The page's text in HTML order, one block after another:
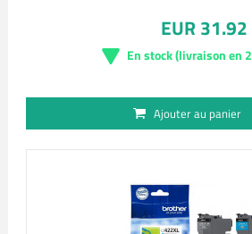
EUR 31.92
En stock (livraison en
Ajouter au panier